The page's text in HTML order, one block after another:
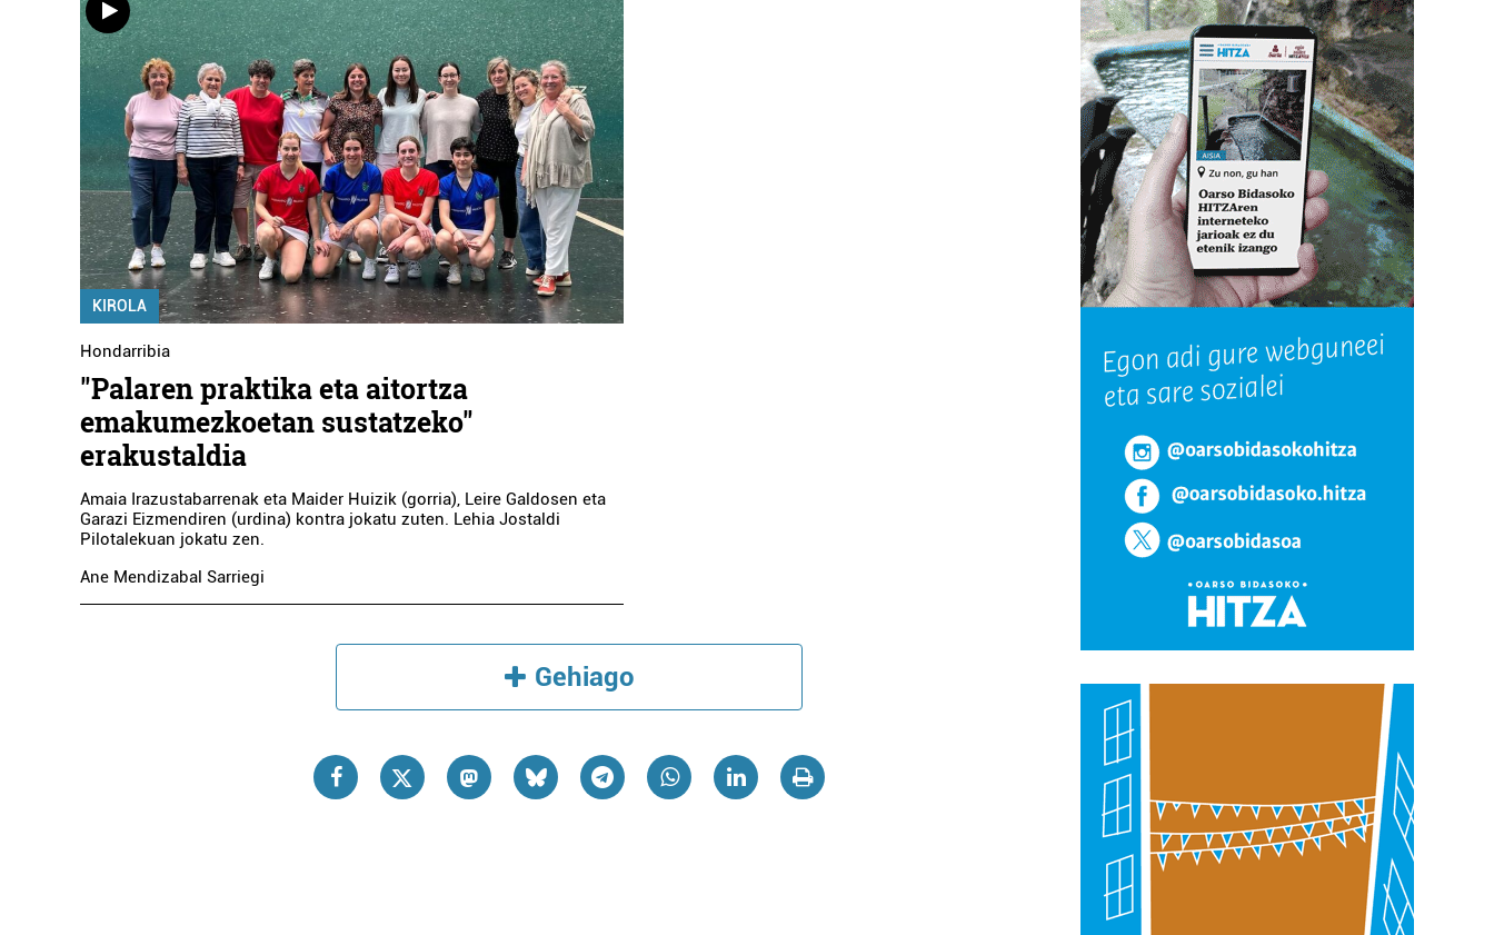
KIROLA
Hondarribia
"Palaren praktika eta aitortza
emakumezkoetan sustatzeko"
erakustaldia
Amaia Irazustabarrenak eta Maider Huizik (gorria), Leire Galdosen eta
Garazi Eizmendiren (urdina) kontra jokatu zuten. Lehia Jostaldi
Pilotalekuan jokatu zen.
Ane Mendizabal Sarriegi
Gehiago